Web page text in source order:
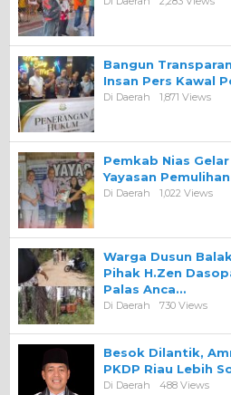
Bangun
Insan Pers Kawal
Di Daerah 1,871 Views
Pemkab Nias
Yayasan
Di Daerah 1,022 Views
Warga Dusun
Pihak H.Zen
Palas Anca…
Di Daerah 730 Views
Besok Dilantik,
PKDP Riau Lebih
Di Daerah 488 Views